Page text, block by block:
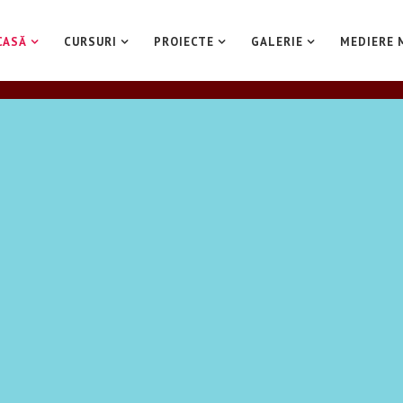
CURSURI PROIECTE GALERIE MEDIERE